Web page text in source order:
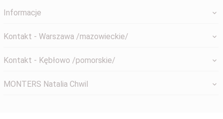
Informacje
Kontakt - Warszawa /mazowieckie/
Kontakt - Kębłowo /pomorskie/
MONTERS Natalia Chwil